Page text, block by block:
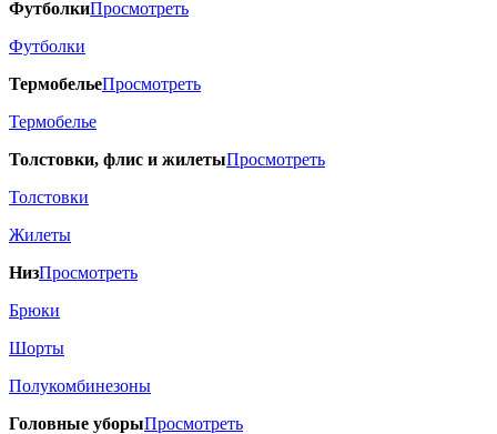
ФутболкиПросмотреть
Футболки
ТермобельеПросмотреть
Термобелье
Толстовки, флис и жилетыПросмотреть
Толстовки
Жилеты
НизПросмотреть
Брюки
Шорты
Полукомбинезоны
Головные уборыПросмотреть